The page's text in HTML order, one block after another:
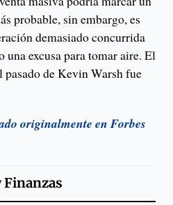
probable, sin embargo, es
demasiado concurrida
una excusa para tomar aire. El
pasado de Kevin Warsh fue
originalmente en Forbes
Finanzas